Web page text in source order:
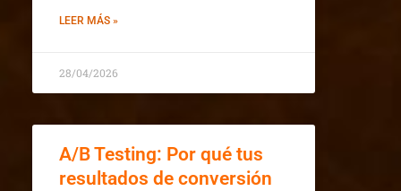
LEER MÁS »
28/04/2026
A/B Testing: Por qué tus
resultados de conversión